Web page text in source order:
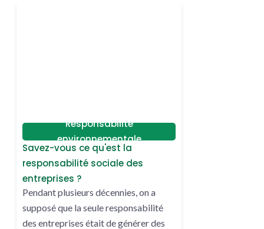
Responsabilité
environnementale
Savez-vous ce qu'est la
responsabilité sociale des
entreprises ?
Pendant plusieurs décennies, on a
supposé que la seule responsabilité
des entreprises était de générer des